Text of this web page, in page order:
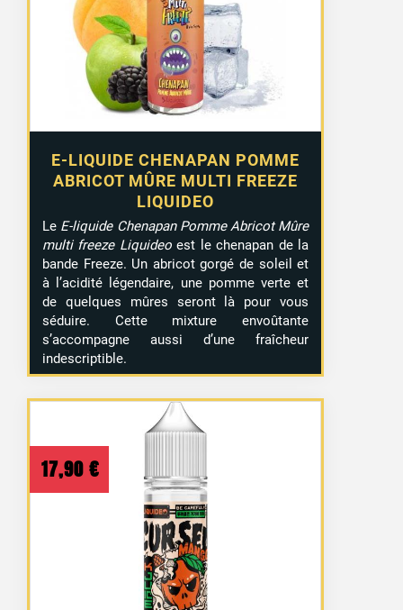
E-LIQUIDE CHENAPAN POMME
ABRICOT MÛRE MULTI FREEZE
LIQUIDEO
à
17,90 €
Le E-liquide Chenapan Pomme Abricot Mûre
multi freeze Liquideoest le chenapan de la
bande Freeze. Un abricot gorgé de soleil et
à l’acidité légendaire, une pomme verte et
de quelques mûres seront là pour vous
séduire. Cette mixture envoûtante
s’accompagne aussi d’une fraîcheur
indescriptible.
17,90 €